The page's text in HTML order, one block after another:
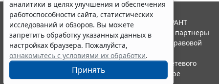
аналитики в целях улучшения и обеспечения
работоспособности сайта, статистических
исследований и обзоров. Вы можете
запретить обработку указанных данных в
настройках браузера. Пожалуйста,
ознакомьтесь с условиями их обработки.
Принять
© ООО "НПП "ГАРАНТ-СЕРВИС", 2026. Система ГАРАНТ
выпускается с 1990 года. Компания "Гарант" и ее партнеры
являются участниками Российской ассоциации правовой
информации ГАРАНТ.
Портал ГАРАНТ.РУ зарегистрирован в качестве сетевого
издания Федеральной службой по надзору в сфере